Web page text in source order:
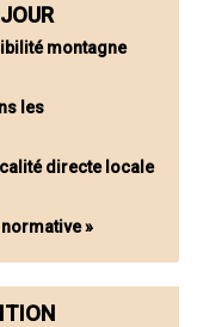
montagne
les
directe locale
»